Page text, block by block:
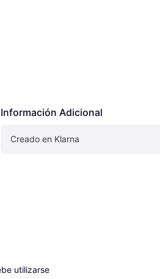
Información Adicional
Creado en Klarna
utilizarse